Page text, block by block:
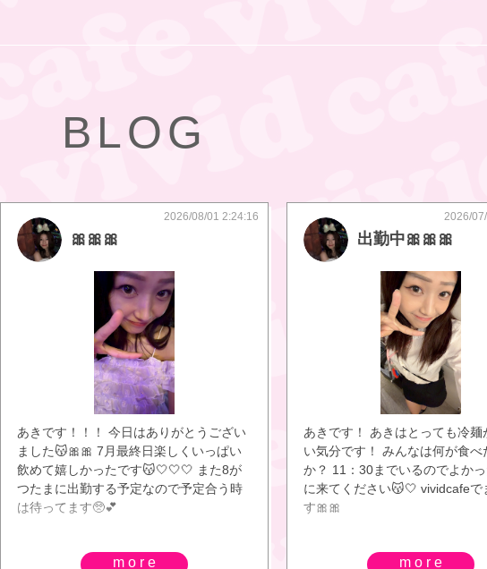
BLOG
🎀🎀🎀
2026/08/01 2:24:16
あきです！！！ 今日はありがとうござい
ました😽🎀🎀 7月最終日楽しくいっぱい
飲めて嬉しかったです😽🤍🤍🤍 また8が
つたまに出勤する予定なので予定合う時
は待ってます🥺💕
more
出勤中🎀🎀🎀
2026/
あきです！ あきはとっても冷麺
い気分です！ みんなは何が食べ
か？ 11：30までいるのでよか
に来てください😽🤍 vividcafeで
す🎀🎀
more